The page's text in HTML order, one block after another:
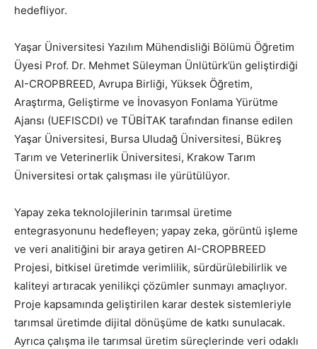
hedefliyor.
Yaşar Üniversitesi Yazılım Mühendisliği Bölümü Öğretim
Üyesi Prof. Dr. Mehmet Süleyman Ünlütürk’ün geliştirdiği
AI-CROPBREED, Avrupa Birliği, Yüksek Öğretim,
Araştırma, Geliştirme ve İnovasyon Fonlama Yürütme
Ajansı (UEFISCDI) ve TÜBİTAK tarafından finanse edilen
Yaşar Üniversitesi, Bursa Uludağ Üniversitesi, Bükreş
Tarım ve Veterinerlik Üniversitesi, Krakow Tarım
Üniversitesi ortak çalışması ile yürütülüyor.
Yapay zeka teknolojilerinin tarımsal üretime
entegrasyonunu hedefleyen; yapay zeka, görüntü işleme
ve veri analitiğini bir araya getiren AI-CROPBREED
Projesi, bitkisel üretimde verimlilik, sürdürülebilirlik ve
kaliteyi artıracak yenilikçi çözümler sunmayı amaçlıyor.
Proje kapsamında geliştirilen karar destek sistemleriyle
tarımsal üretimde dijital dönüşüme de katkı sunulacak.
Ayrıca çalışma ile tarımsal üretim süreçlerinde veri odaklı